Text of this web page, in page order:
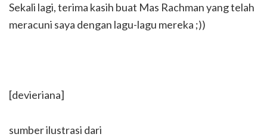
Sekali lagi, terima kasih buat Mas Rachman yang telah
meracuni saya dengan lagu-lagu mereka ;))
[devieriana]
sumber ilustrasi dari